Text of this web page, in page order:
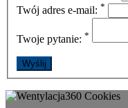
Twój adres e-mail: *
Twoje pytanie: *
Cookies